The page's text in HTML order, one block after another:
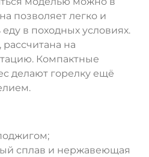
позволяет легко и
в походных условиях.
на
Компактные
делают горелку ещё
сплав и нержавеющая